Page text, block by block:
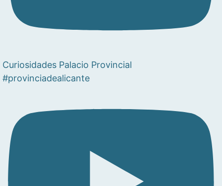
Curiosidades Palacio Provincial
#provinciadealicante